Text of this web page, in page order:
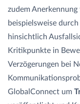
zudem
beispielsweise
hinsichtlich
Kritikpunkte in
Verzögerungen bei
GlobalConnect um